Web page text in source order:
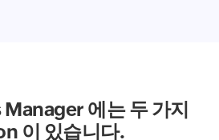
에는 두 가지
이 있습니다.